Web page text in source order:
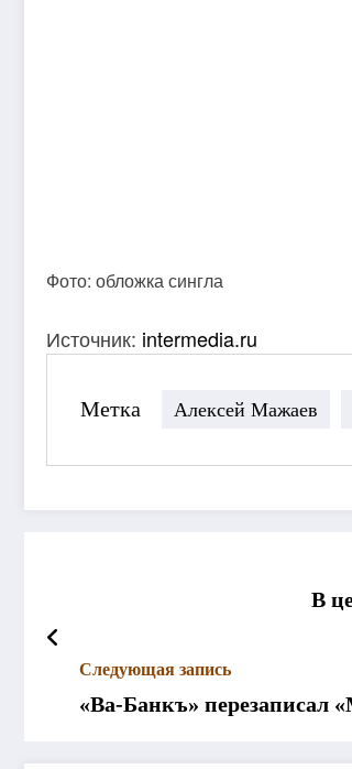
Фото: обложка сингла
Источник: intermedia.ru
Метка Алексей Мажаев
В
Следующая запись
«Ва-Банкъ» перезаписал